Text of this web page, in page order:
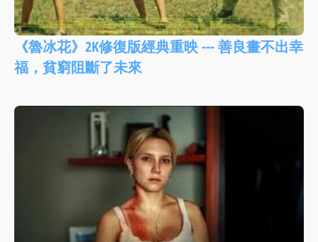
《魯冰花》2K修復版經典重映 --- 善良畫不出幸
福，貧窮阻斷了未來